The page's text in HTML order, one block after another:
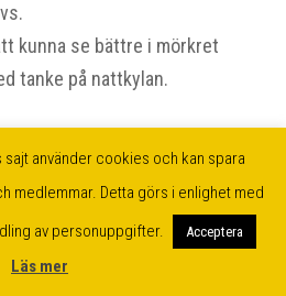
kunna se bättre i mörkret
tanke på nattkylan.
använder cookies och kan spara
medlemmar. Detta görs i enlighet med
av personuppgifter.
Acceptera
Läs mer